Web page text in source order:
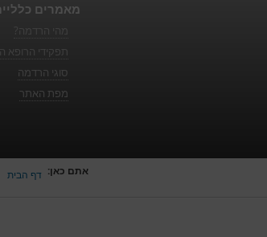
מאמרים
תפקידי הרופא
סוגי הרדמה
מפת האתר
אתם כאן: דף הבית